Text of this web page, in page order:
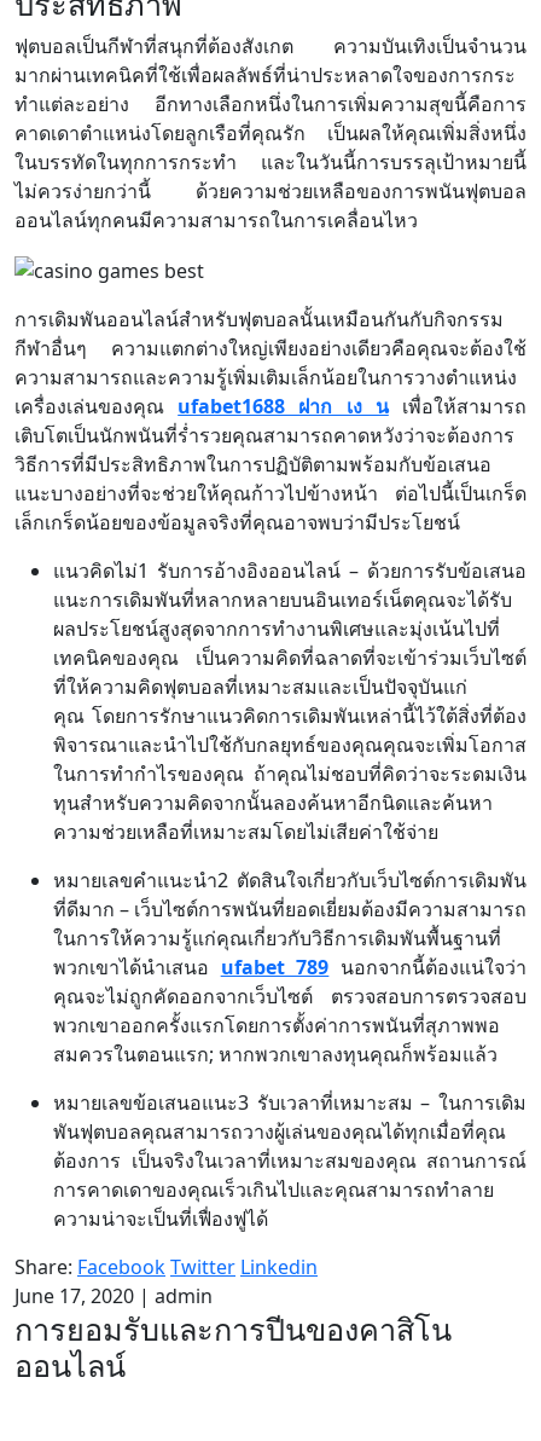
ฟุตบอลเป็นกีฬาที่สนุกที่ต้องสังเกต ความบันเทิงเป็นจำนวน
มากผ่านเทคนิคที่ใช้เพื่อผลลัพธ์ที่น่าประหลาดใจของการกระ
ทำแต่ละอย่าง อีกทางเลือกหนึ่งในการเพิ่มความสุขนี้คือการ
คาดเดาตำแหน่งโดยลูกเรือที่คุณรัก เป็นผลให้คุณเพิ่มสิ่งหนึ่ง
ในบรรทัดในทุกการกระทำ และในวันนี้การบรรลุเป้าหมายนี้
ไม่ควรง่ายกว่านี้ ด้วยความช่วยเหลือของการพนันฟุตบอล
ออนไลน์ทุกคนมีความสามารถในการเคลื่อนไหว
การเดิมพันออนไลน์สำหรับฟุตบอลนั้นเหมือนกันกับกิจกรรม
กีฬาอื่นๆ ความแตกต่างใหญ่เพียงอย่างเดียวคือคุณจะต้องใช้
ความสามารถและความรู้เพิ่มเติมเล็กน้อยในการวางตำแหน่ง
เครื่องเล่นของคุณ ufabet1688 ฝาก เง นเพื่อให้สามารถ
เติบโตเป็นนักพนันที่ร่ำรวยคุณสามารถคาดหวังว่าจะต้องการ
วิธีการที่มีประสิทธิภาพในการปฏิบัติตามพร้อมกับข้อเสนอ
แนะบางอย่างที่จะช่วยให้คุณก้าวไปข้างหน้า ต่อไปนี้เป็นเกร็ด
เล็กเกร็ดน้อยของข้อมูลจริงที่คุณอาจพบว่ามีประโยชน์
แนวคิดไม่1 รับการอ้างอิงออนไลน์ – ด้วยการรับข้อเสนอ
แนะการเดิมพันที่หลากหลายบนอินเทอร์เน็ตคุณจะได้รับ
ผลประโยชน์สูงสุดจากการทำงานพิเศษและมุ่งเน้นไปที่
เทคนิคของคุณ เป็นความคิดที่ฉลาดที่จะเข้าร่วมเว็บไซต์
ที่ให้ความคิดฟุตบอลที่เหมาะสมและเป็นปัจจุบันแก่
คุณ โดยการรักษาแนวคิดการเดิมพันเหล่านี้ไว้ใต้สิ่งที่ต้อง
พิจารณาและนำไปใช้กับกลยุทธ์ของคุณคุณจะเพิ่มโอกาส
ในการทำกำไรของคุณ ถ้าคุณไม่ชอบที่คิดว่าจะระดมเงิน
ทุนสำหรับความคิดจากนั้นลองค้นหาอีกนิดและค้นหา
ความช่วยเหลือที่เหมาะสมโดยไม่เสียค่าใช้จ่าย
หมายเลขคำแนะนำ2 ตัดสินใจเกี่ยวกับเว็บไซต์การเดิมพัน
ที่ดีมาก – เว็บไซต์การพนันที่ยอดเยี่ยมต้องมีความสามารถ
ในการให้ความรู้แก่คุณเกี่ยวกับวิธีการเดิมพันพื้นฐานที่
พวกเขาได้นำเสนอ ufabet 789 นอกจากนี้ต้องแน่ใจว่า
คุณจะไม่ถูกคัดออกจากเว็บไซต์ ตรวจสอบการตรวจสอบ
พวกเขาออกครั้งแรกโดยการตั้งค่าการพนันที่สุภาพพอ
สมควรในตอนแรก; หากพวกเขาลงทุนคุณก็พร้อมแล้ว
หมายเลขข้อเสนอแนะ3 รับเวลาที่เหมาะสม – ในการเดิม
พันฟุตบอลคุณสามารถวางผู้เล่นของคุณได้ทุกเมื่อที่คุณ
ต้องการ เป็นจริงในเวลาที่เหมาะสมของคุณ สถานการณ์
การคาดเดาของคุณเร็วเกินไปและคุณสามารถทำลาย
ความน่าจะเป็นที่เฟื่องฟูได้
Share: FacebookTwitter Linkedin
June 17, 2020 | admin
การยอมรับและการปีนของคาสิโน
ออนไลน์